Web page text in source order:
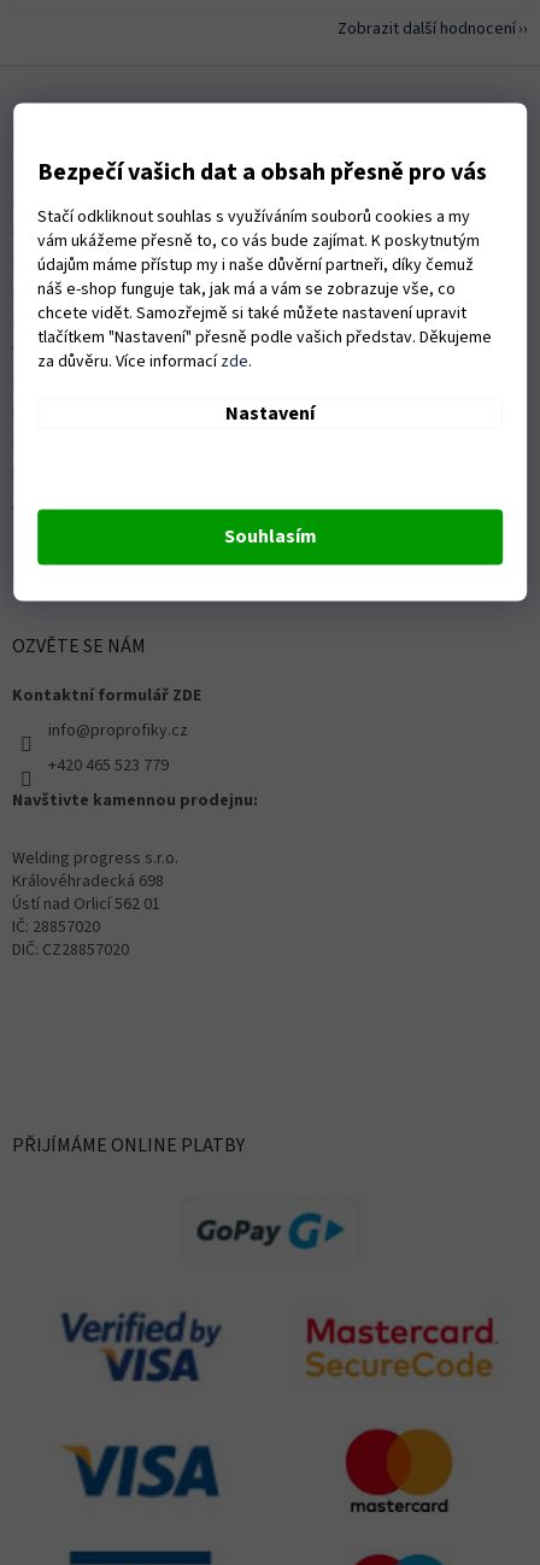
Bezpečí vašich dat a obsah přesně pro vás
Stačí odkliknout souhlas s využíváním souborů cookies a my
vám ukážeme přesně to, co vás bude zajímat. K poskytnutým
údajům máme přístup my i naše důvěrní partneři, díky čemuž
náš e-shop funguje tak, jak má a vám se zobrazuje vše, co
chcete vidět. Samozřejmě si také můžete nastavení upravit
tlačítkem "Nastavení" přesně podle vašich představ. Děkujeme
za důvěru. Více informacízde.
Nastavení
Souhlasím
Zobrazit další hodnocení
Informace pro vás
Kontakty
Obchodní podmínky
Ochrana osobních údajů
Možnosti dopravy
Platební možnosti
Vrácení zboží a reklamace
Autorizovaný servis Husqvarna
OZVĚTE SE NÁM
Kontaktní formulář ZDE
info@proprofiky.cz
+420 465 523 779
Navštivte kamennou prodejnu:
Welding progress s.r.o.
Královéhradecká 698
Ústí nad Orlicí 562 01
IČ: 28857020
DIČ: CZ28857020
PŘIJÍMÁME ONLINE PLATBY